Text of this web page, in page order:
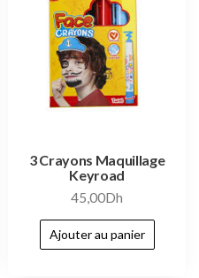
3 Crayons Maquillage
Keyroad
45,00Dh
Ajouter au panier